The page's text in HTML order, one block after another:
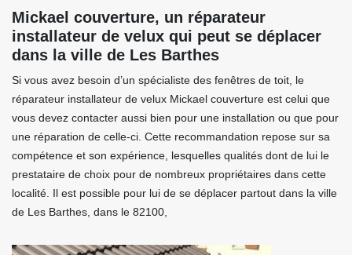
Mickael couverture, un réparateur
installateur de velux qui peut se déplacer
dans la ville de Les Barthes
Si vous avez besoin d’un spécialiste des fenêtres de toit, le
réparateur installateur de velux Mickael couverture est celui que
vous devez contacter aussi bien pour une installation ou que pour
une réparation de celle-ci. Cette recommandation repose sur sa
compétence et son expérience, lesquelles qualités dont de lui le
prestataire de choix pour de nombreux propriétaires dans cette
localité. Il est possible pour lui de se déplacer partout dans la ville
de Les Barthes, dans le 82100,